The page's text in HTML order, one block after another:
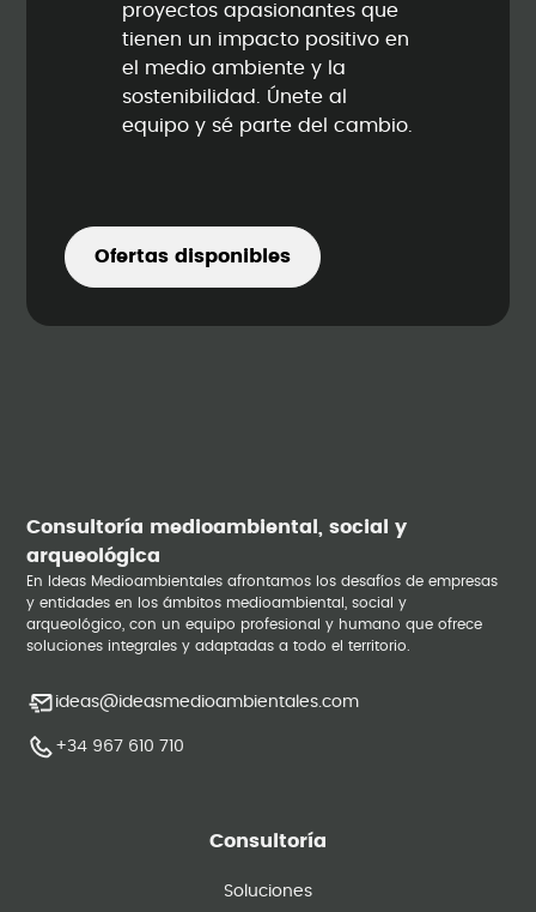
proyectos apasionantes que
tienen un impacto positivo en
el medio ambiente y la
sostenibilidad. Únete al
equipo y sé parte del cambio.
Ofertas disponibles
Consultoría medioambiental, social y
arqueológica
En Ideas Medioambientales afrontamos los desafíos de empresas
y entidades en los ámbitos medioambiental, social y
arqueológico, con un equipo profesional y humano que ofrece
soluciones integrales y adaptadas a todo el territorio.
ideas@ideasmedioambientales.com
+34 967 610 710
Consultoría
Soluciones